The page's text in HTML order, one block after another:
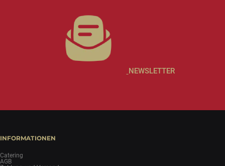
NEWSLETTER
INFORMATIONEN
Catering
AGB